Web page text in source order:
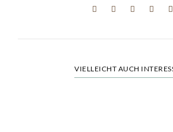
VIELLEICHT AUCH